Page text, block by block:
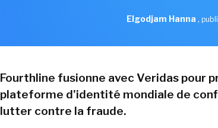
Elgodjam Hanna ,
Fourthline fusionne avec Veridas pour
plateforme d'identité mondiale de
lutter contre la fraude.